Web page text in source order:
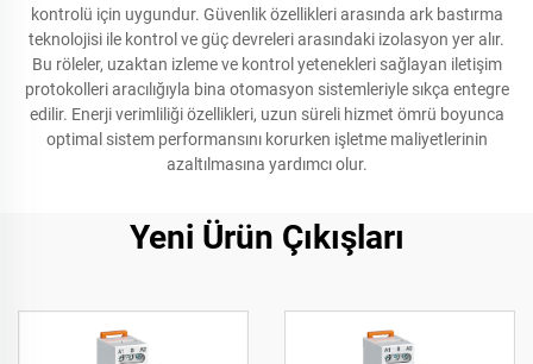
kontrolü için uygundur. Güvenlik özellikleri arasında ark bastırma
teknolojisi ile kontrol ve güç devreleri arasındaki izolasyon yer alır.
Bu röleler, uzaktan izleme ve kontrol yetenekleri sağlayan iletişim
protokolleri aracılığıyla bina otomasyon sistemleriyle sıkça entegre
edilir. Enerji verimliliği özellikleri, uzun süreli hizmet ömrü boyunca
optimal sistem performansını korurken işletme maliyetlerinin
azaltılmasına yardımcı olur.
Yeni Ürün Çıkışları